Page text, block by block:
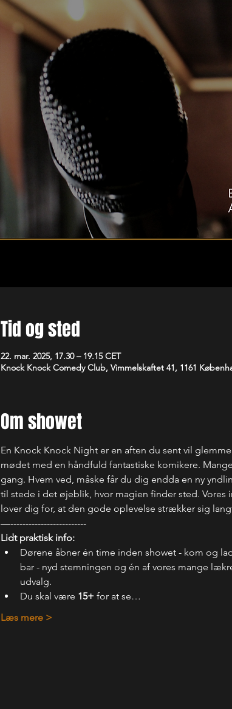
Tid og sted
22. mar. 2025, 17.30 – 19.15 CET
Knock Knock Comedy Club, Vimmelskaftet 41, 1161
Om showet
En Knock Knock Night er en aften du sent vil
mødet med en håndfuld fantastiske komikere.
gang. Hvem ved, måske får du dig endda en ny
til stede i det øjeblik, hvor magien finder sted.
lover dig for, at den gode oplevelse strækker sig
—-------------------------
Lidt praktisk info:
Dørene åbner én time inden showet - kom og
bar - nyd stemningen og én af vores mange
udvalg.
Du skal være 15+ for at se…
Læs mere >